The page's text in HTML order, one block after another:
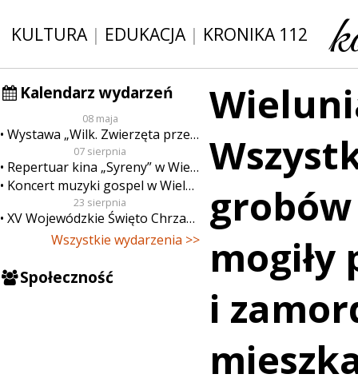
KULTURA| EDUKACJA| KRONIKA 112
Kalendarz wydarzeń
08 maja
Wystawa „Wilk. Zwierzęta przeklęte”
07 sierpnia
Repertuar kina „Syreny” w Wieluniu w dn. od 7 do 13 sierpnia
Koncert muzyki gospel w Wieluniu
23 sierpnia
XV Wojewódzkie Święto Chrzanu
Wszystkie wydarzenia >>
Społeczność
mogiły
i